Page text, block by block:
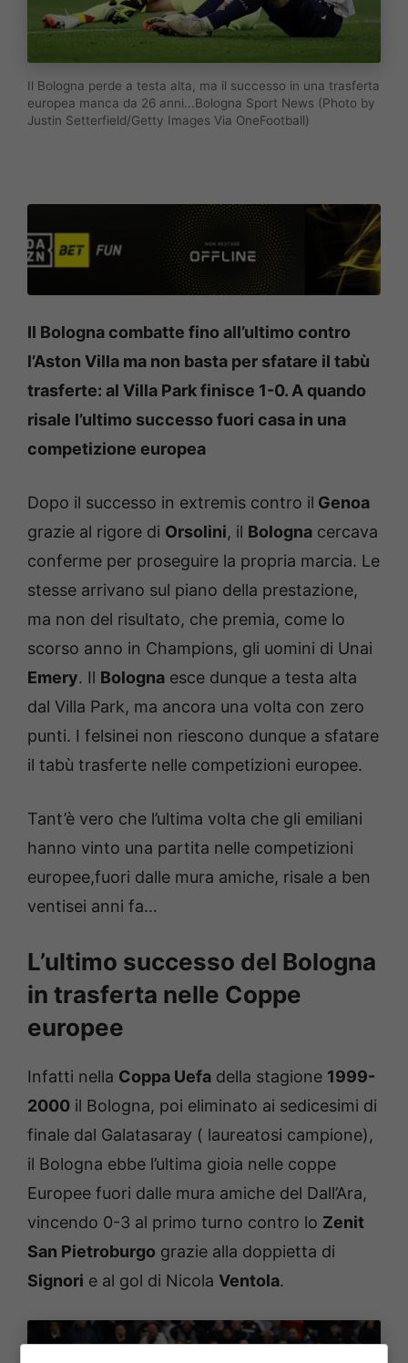
Il Bologna perde a testa alta, ma il successo in una trasferta
europea manca da 26 anni...Bologna Sport News (Photo by
Justin Setterfield/Getty Images Via OneFootball)
Il Bologna combatte fino all’ultimo contro
l’Aston Villa ma non basta per sfatare il tabù
trasferte: al Villa Park finisce 1-0. A quando
risale l’ultimo successo fuori casa in una
competizione europea
Dopo il successo in extremis contro il Genoa
grazie al rigore di Orsolini, il Bologna cercava
conferme per proseguire la propria marcia. Le
stesse arrivano sul piano della prestazione,
ma non del risultato, che premia, come lo
scorso anno in Champions, gli uomini di Unai
Emery. Il Bologna esce dunque a testa alta
dal Villa Park, ma ancora una volta con zero
punti. I felsinei non riescono dunque a sfatare
il tabù trasferte nelle competizioni europee.
Tant’è vero che l’ultima volta che gli emiliani
hanno vinto una partita nelle competizioni
europee,fuori dalle mura amiche, risale a ben
ventisei anni fa…
L’ultimo successo del Bologna
in trasferta nelle Coppe
europee
Infatti nella Coppa Uefa della stagione 1999-
2000 il Bologna, poi eliminato ai sedicesimi di
finale dal Galatasaray ( laureatosi campione),
il Bologna ebbe l’ultima gioia nelle coppe
Europee fuori dalle mura amiche del Dall’Ara,
vincendo 0-3 al primo turno contro lo Zenit
San Pietroburgo grazie alla doppietta di
Signori e al gol di Nicola Ventola.